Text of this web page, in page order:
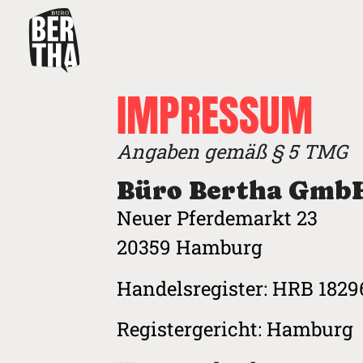
IMPRESSUM
Angaben gemäß § 5 TMG
Büro Bertha
Neuer Pferdemarkt 23
20359 Hamburg
Handelsregister: HRB
Registergericht: Hamburg